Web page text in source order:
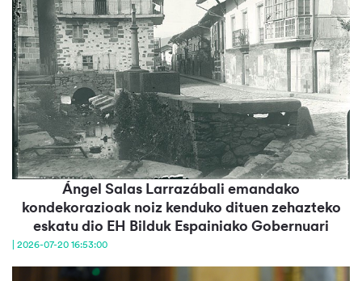
Ángel Salas Larrazábali emandako
kondekorazioak noiz kenduko dituen zehazteko
eskatu dio EH Bilduk Espainiako Gobernuari
| 2026-07-20 16:53:00